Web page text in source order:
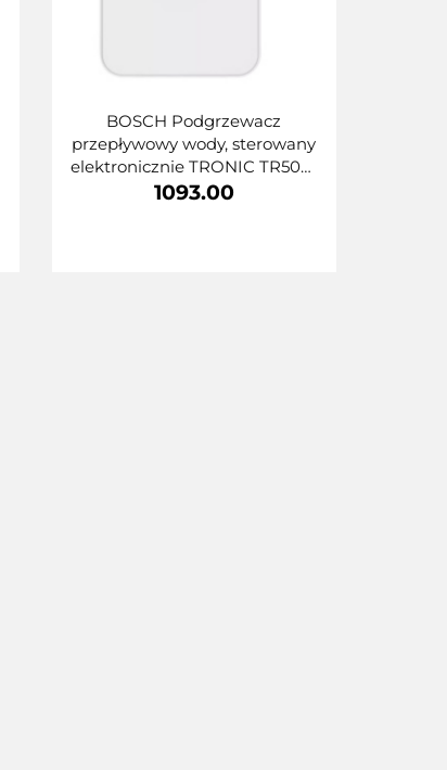
BOSCH Podgrzewacz
przepływowy wody, sterowany
elektronicznie TRONIC TR5001
21/24/27kW 7736506138
1093.00